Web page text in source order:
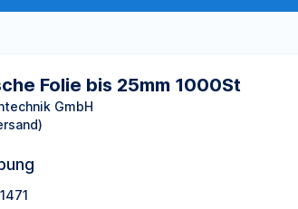
Folie bis 25mm 1000St
GmbH
1471